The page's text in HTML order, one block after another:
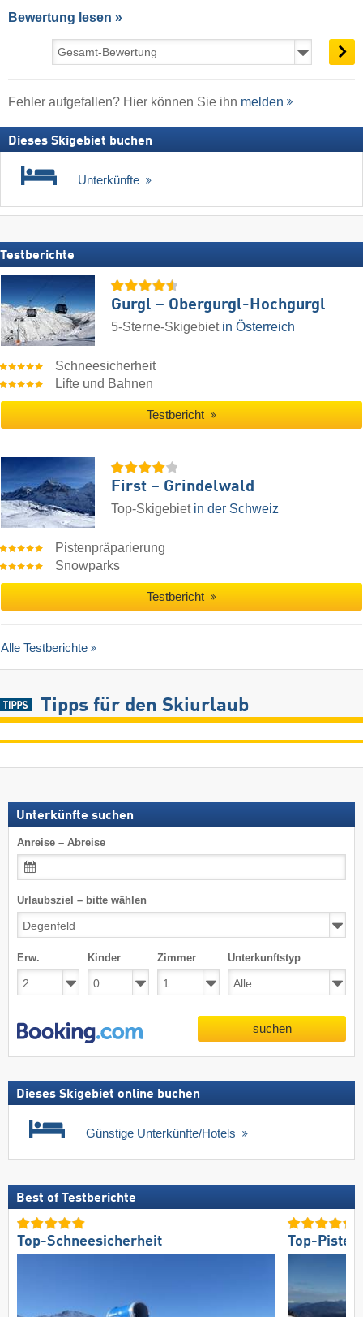
Bewertung lesen »
Fehler aufgefallen? Hier können Sie ihn melden
Dieses Skigebiet buchen
Unterkünfte
Testberichte
Gurgl – Obergurgl-Hochgurgl
5-Sterne-Skigebiet in Österreich
Schneesicherheit
Lifte und Bahnen
Testbericht
First – Grindelwald
Top-Skigebiet in der Schweiz
Pistenpräparierung
Snowparks
Testbericht
Alle Testberichte
Tipps für den Skiurlaub
Unterkünfte suchen
Anreise – Abreise
Urlaubsziel – bitte wählen
Erw. Kinder Zimmer Unterkunftstyp
suchen
Dieses Skigebiet online buchen
Günstige Unterkünfte/Hotels
Best of Testberichte
Top-Schneesicherheit Top-